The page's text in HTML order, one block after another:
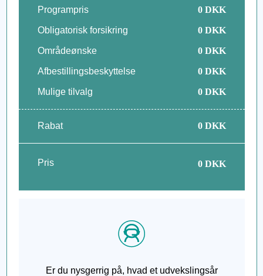
Programpris 0DKK
Obligatorisk forsikring 0DKK
Områdeønske 0DKK
Afbestillingsbeskyttelse 0DKK
Mulige tilvalg 0DKK
Rabat 0DKK
Pris 0DKK
Er du nysgerrig på, hvad et udvekslingsår